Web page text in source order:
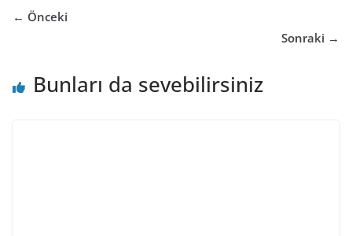
← Önceki
Sonraki →
Bunları da sevebilirsiniz